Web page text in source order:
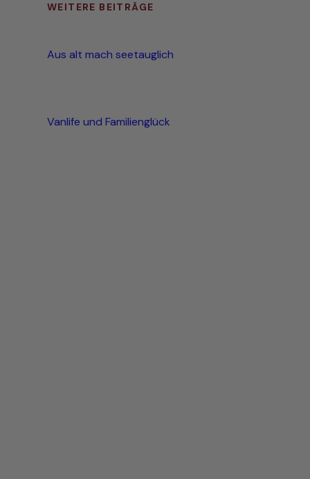
WEITERE BEITRÄGE
Aus alt mach seetauglich
Vanlife und Familienglück